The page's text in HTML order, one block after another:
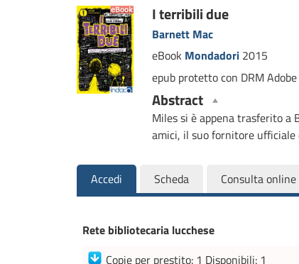
Dettaglio
del
documento
I terribili due
Barnett Mac
eBook Mondadori 2015
epub protetto con DRM Adobe
Abstract
Miles si è appena trasferito a
amici, il suo fornitore
Accedi Scheda Consulta online
Rete bibliotecaria lucchese
Copie per prestito: 1 Disponibili: 1